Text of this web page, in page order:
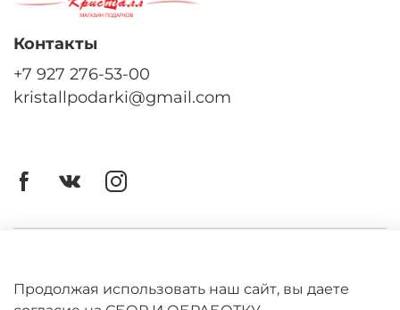
Оферта
Контакты
+7 927 276-53-00
kristallpodarki@gmail.com
Продолжая использовать наш сайт, вы даете